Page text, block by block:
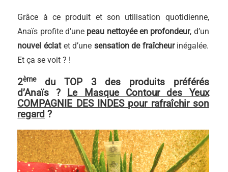
Grâce à ce produit et son utilisation quotidienne,
Anaïs profite d’une peau nettoyée en profondeur, d’un
nouvel éclat et d’une sensation de fraîcheurinégalée.
Et ça se voit ? !
2èmedu TOP 3 des produits préférés
d’Anaïs ? Le Masque Contour des Yeux
COMPAGNIE DES INDES pour rafraîchir son
regard ?